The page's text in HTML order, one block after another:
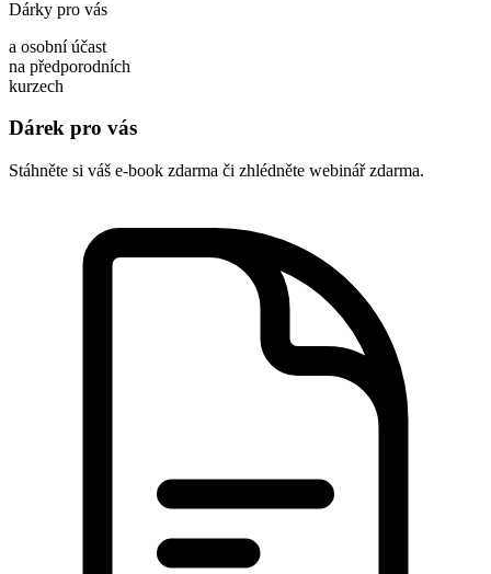
Dárky pro vás
a osobní účast
na předporodních
kurzech
Dárek pro vás
Stáhněte si váš e-book zdarma či zhlédněte webinář zdarma.